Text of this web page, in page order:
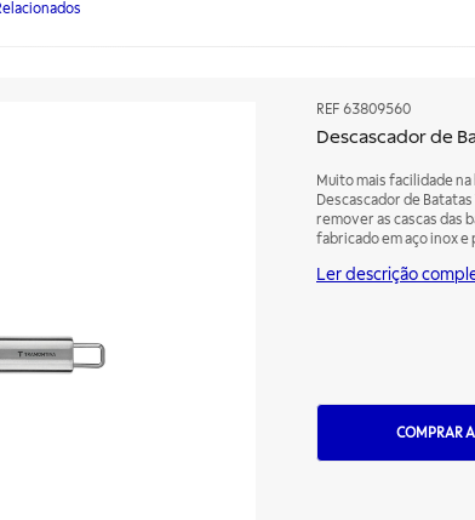
REF 63809560
Descascador de
Muito mais facilidade
Descascador de
remover as cascas das
fabricado em aço inox
comprometer a
Ler descrição
COMPRAR